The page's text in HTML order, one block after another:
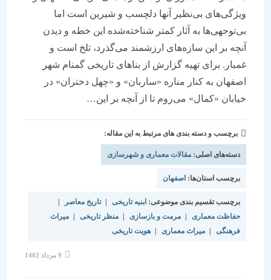
ویژگی‌های بی‌نظیر آنها دلچسب و شیرین است اما
بی‌توجهی‌ها به آثار کمتر شناخته‌شده این خطه و دیدن
آنچه بر این سازه‌های ارزشمند می‌گذرد، تلخ است و
غمبار. برای تهیه گزارش از بناهای تاریخی گمنام شهر
اصفهان به کنار مناره «ساربان» و «چهل دختران» در
خیابان «کمال» می‌روم تا از آنچه بر این…
برچسب و دسته بندی های مرتبط به این مقاله:
دسته‌های اصلی:مقالات معماری و شهرسازی
برچسب استان‌ها:اصفهان
برچسب تقسیم بندی موضوعی:ابنیه تاریخی | تاریخ معاصر |
حفاظت معماری
| مرمت و بازسازی | منظر تاریخی | میراث
فرهنگی | میراث معماری | هویت تاریخی